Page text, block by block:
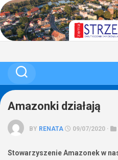
Skip
to
content
Amazonki działają
BY RENATA 09/07/2020 ·
Stowarzyszenie Amazonek w